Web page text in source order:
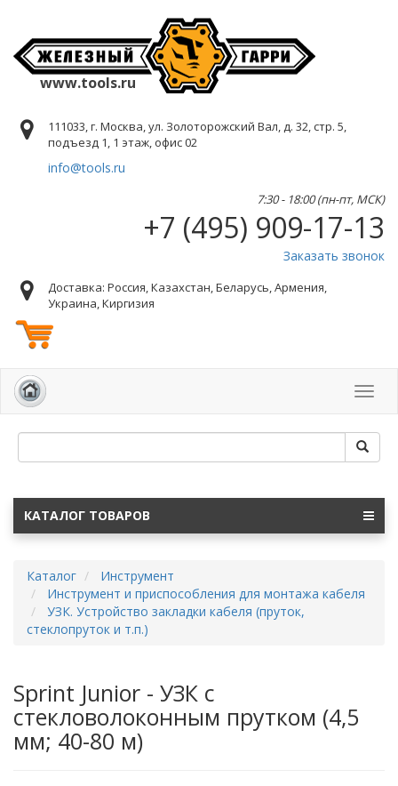
www.tools.ru
111033, г. Москва, ул. Золоторожский Вал, д. 32, стр. 5,
подъезд 1, 1 этаж, офис 02
info@tools.ru
7:30 - 18:00 (пн-пт, МСК)
+7 (495) 909-17-13
Заказать звонок
Доставка: Россия, Казахстан, Беларусь, Армения,
Украина, Киргизия
КАТАЛОГ ТОВАРОВ
Каталог
Инструмент
Инструмент и приспособления для монтажа кабеля
УЗК. Устройство закладки кабеля (пруток,
стеклопруток и т.п.)
Sprint Junior - УЗК с
стекловолоконным прутком (4,5
мм; 40-80 м)